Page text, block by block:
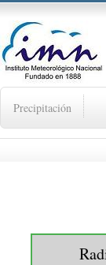
Precipitación